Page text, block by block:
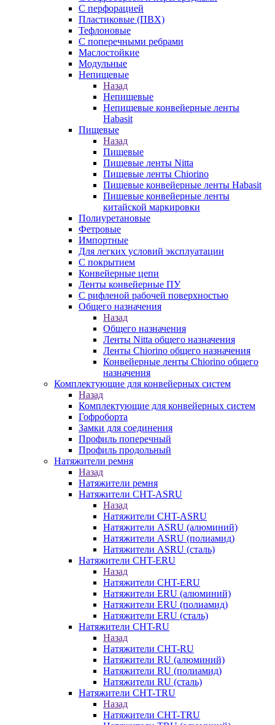
С перфорацией
Пластиковые (ПВХ)
Тефлоновые
С поперечными ребрами
Маслостойкие
Модульные
Непищевые
Назад
Непищевые
Непищевые конвейерные ленты
Habasit
Пищевые
Назад
Пищевые
Пищевые ленты Nitta
Пищевые ленты Chiorino
Пищевые конвейерные ленты Habasit
Пищевые конвейерные ленты
китайской маркировки
Полиуретановые
Фетровые
Импортные
Для легких условий эксплуатации
С покрытием
Конвейерные цепи
Ленты конвейерные ПУ
С рифленой рабочей поверхностью
Общего назначения
Назад
Общего назначения
Ленты Nitta общего назначения
Ленты Chiorino общего назначения
Конвейерные ленты Chiorino общего
назначения
Комплектующие для конвейерных систем
Назад
Комплектующие для конвейерных систем
Гофроборта
Замки для соединения
Профиль поперечный
Профиль продольный
Натяжители ремня
Назад
Натяжители ремня
Натяжители CHT-ASRU
Назад
Натяжители CHT-ASRU
Натяжители ASRU (алюминий)
Натяжители ASRU (полиамид)
Натяжители ASRU (сталь)
Натяжители CHT-ERU
Назад
Натяжители CHT-ERU
Натяжители ERU (алюминий)
Натяжители ERU (полиамид)
Натяжители ERU (сталь)
Натяжители CHT-RU
Назад
Натяжители CHT-RU
Натяжители RU (алюминий)
Натяжители RU (полиамид)
Натяжители RU (сталь)
Натяжители CHT-TRU
Назад
Натяжители CHT-TRU